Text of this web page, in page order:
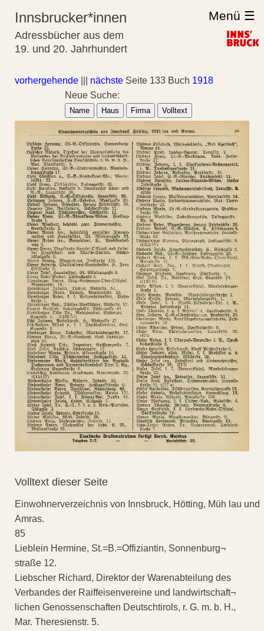
Innsbrucker*innen
Adressbücher aus dem
19. und 20. Jahrhundert
Menü ☰
vorhergehende nächste Seite 133 Buch 1918
Neue Suche:
Name Haus Firma Volltext
Volltext dieser Seite
Einwohnerverzeichnis von Innsbruck, Hötting, Müh lau und
Amras.
85
Lieblein Hermine, St.=B.=Offiziantin, Sonnenburg¬
straße 12.
Liebscher Richard, Direktor der Warenabteilung des
Verbandes der Raiffeisenvereine und landwirtschaft¬
lichen Genossenschaften Deutschtirols, r. G. m. b. H.,
Mar. Theresienstr. 5.